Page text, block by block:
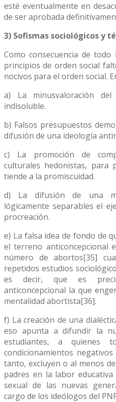
esté eventualmente en
de ser aprobada
3) Sofismas sociológicos y
Como consecuencia de
principios de orden social
nocivos para el orden social.
a) La minusvaloración del
indisoluble.
b) Falsos presupuestos
difusión de una ideología
c) La promoción de
culturales hedonistas, para
tiende a la promiscuidad.
d) La difusión de una
lógicamente separables el
procreación.
e) La falsa idea de fondo de
el terreno anticoncepcional
número de abortos[35]
repetidos estudios
es decir, que es
anticoncepcional la que
mentalidad abortista[36].
f) La creación de una
eso apunta a difundir la
estudiantes, a quienes
condicionamientos
tanto, excluyen o al menos
padres en la labor
sexual de las nuevas
cargo de los ideólogos del